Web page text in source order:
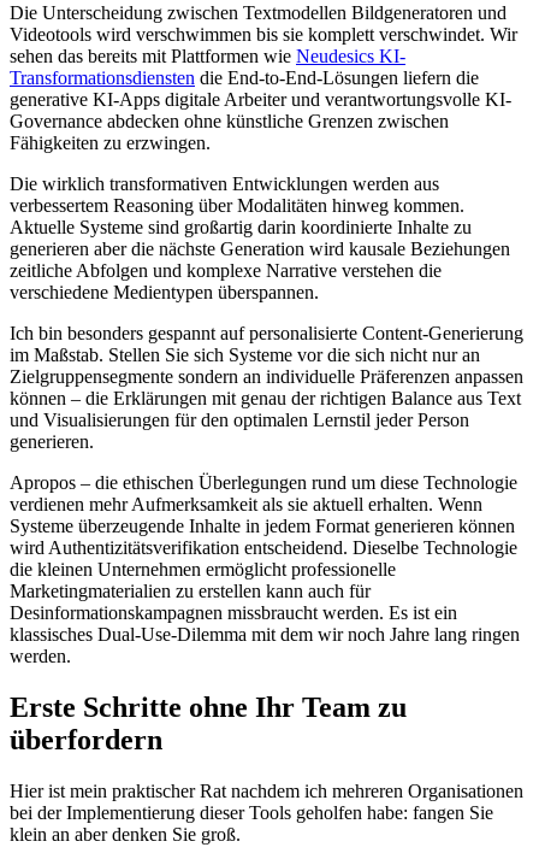
Die Unterscheidung zwischen Textmodellen Bildgeneratoren und
Videotools wird verschwimmen bis sie komplett verschwindet. Wir
sehen das bereits mit Plattformen wie Neudesics KI-
Transformationsdiensten die End-to-End-Lösungen liefern die
generative KI-Apps digitale Arbeiter und verantwortungsvolle KI-
Governance abdecken ohne künstliche Grenzen zwischen
Fähigkeiten zu erzwingen.
Die wirklich transformativen Entwicklungen werden aus
verbessertem Reasoning über Modalitäten hinweg kommen.
Aktuelle Systeme sind großartig darin koordinierte Inhalte zu
generieren aber die nächste Generation wird kausale Beziehungen
zeitliche Abfolgen und komplexe Narrative verstehen die
verschiedene Medientypen überspannen.
Ich bin besonders gespannt auf personalisierte Content-Generierung
im Maßstab. Stellen Sie sich Systeme vor die sich nicht nur an
Zielgruppensegmente sondern an individuelle Präferenzen anpassen
können – die Erklärungen mit genau der richtigen Balance aus Text
und Visualisierungen für den optimalen Lernstil jeder Person
generieren.
Apropos – die ethischen Überlegungen rund um diese Technologie
verdienen mehr Aufmerksamkeit als sie aktuell erhalten. Wenn
Systeme überzeugende Inhalte in jedem Format generieren können
wird Authentizitätsverifikation entscheidend. Dieselbe Technologie
die kleinen Unternehmen ermöglicht professionelle
Marketingmaterialien zu erstellen kann auch für
Desinformationskampagnen missbraucht werden. Es ist ein
klassisches Dual-Use-Dilemma mit dem wir noch Jahre lang ringen
werden.
Erste Schritte ohne Ihr Team zu
überfordern
Hier ist mein praktischer Rat nachdem ich mehreren Organisationen
bei der Implementierung dieser Tools geholfen habe: fangen Sie
klein an aber denken Sie groß.